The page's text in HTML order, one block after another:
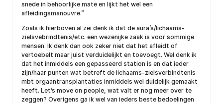
snede in behoorlijke mate en lijkt het wel een
afleidingsmanouvre.”
Zoals ik hierboven al zei denk ik dat de aura’s/lichaams-
zielsvebrindtenis/etc. een wezenijke zaak is voor sommige
mensen. Ik denk dan ook zeker niet dat het afleidt of
vertoebelt maar juist verduidelijkt en toevoegt. Wel denk ik
dat het inmiddels een gepasseerd station is en dat ieder
zijn/haar punten wat betreft de lichaams-zielsverbindtenis
mbt orgaantransplantaties inmiddels wel duidelijk gemaakt
heeft. Let’s move on people, wat valt er nog meer over te
zeggen? Overigens ga ik wel van ieders beste bedoelingen